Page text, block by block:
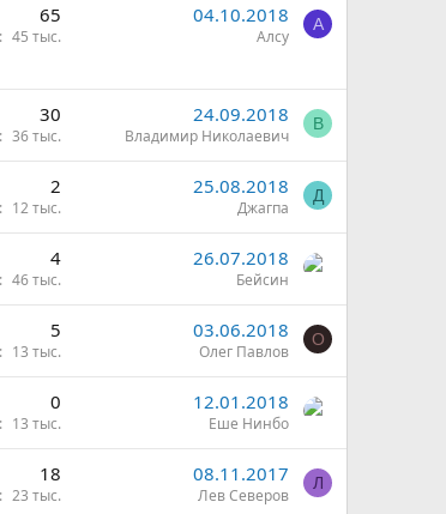
65
45 тыс.
04.10.2018
Алсу
А
30
36 тыс.
24.09.2018
Владимир Николаевич
В
2
12 тыс.
25.08.2018
Джагпа
Д
4
46 тыс.
26.07.2018
Бейсин
5
13 тыс.
03.06.2018
Олег Павлов
О
0
13 тыс.
12.01.2018
Еше Нинбо
18
23 тыс.
08.11.2017
Лев Северов
Л